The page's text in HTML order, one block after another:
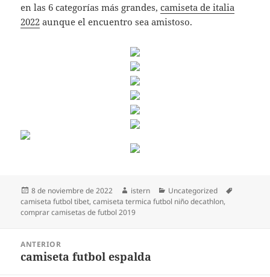
en las 6 categorías más grandes,camiseta de italia
2022 aunque el encuentro sea amistoso.
Publicado
el
8 de noviembre de 2022 Autor
istern Categorías
Uncategorized
camiseta futbol tibet,camiseta termica futbol niño decathlon,
comprar camisetas de futbol 2019
entradas
ANTERIOR
Entrada
camiseta futbol espalda